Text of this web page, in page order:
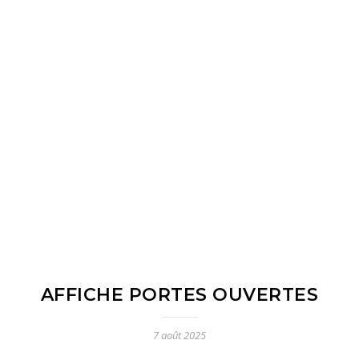
AFFICHE PORTES OUVERTES
7 août 2025